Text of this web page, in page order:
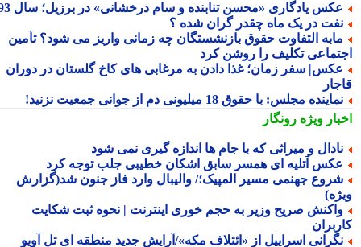
یادگاری «محسن تنابنده و سام درخشانی» در برزیل؛ سال 93
در یک ماه چقدر گران شده ؟
التفاوت حقوق بازنشستگان چه زمانی واریز می شود؟ تأمین
تکلیف را روشن کرد
سفر زمان؛ غذا دادن به مرغابی های کاخ گلستان در دوران
مجلس: با حقوق 18 میلیونی دم از جوانی جمعیت نزنید!
ویژهرونگار
و میراثی که با جام ها اندازه گیری نمی شود
آتلیه ای همسر سابق اشکان خطیبی جلب توجه کرد
جهنمی مسیر المپیک؛/ والیبال وارد فاز جنون شد(گزارش
صریح وزیر به حجم خوری اینترنت | نحوه ثبت شکایت
اسراییل از «ائتلاف مکه»/آرایش جدید منطقه ای تل آویو